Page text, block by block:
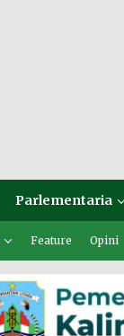
Parlementaria
Feature Opini